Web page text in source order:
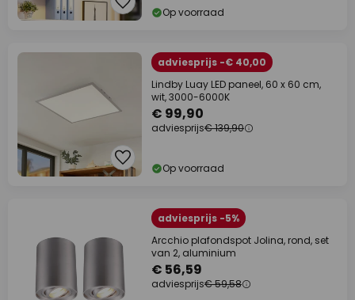
Op voorraad
adviesprijs -€ 40,00
Lindby Luay LED paneel, 60 x 60 cm,
wit, 3000-6000K
€ 99,90
adviesprijs€ 139,90
Op voorraad
adviesprijs -5%
Arcchio plafondspot Jolina, rond, set
van 2, aluminium
€ 56,59
adviesprijs€ 59,58